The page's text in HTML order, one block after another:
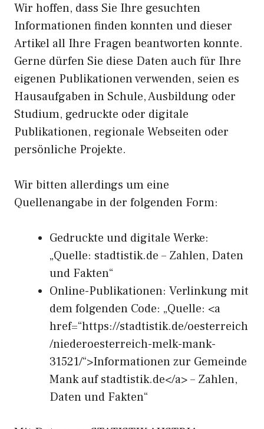
Wir hoffen, dass Sie Ihre gesuchten
Informationen finden konnten und dieser
Artikel all Ihre Fragen beantworten konnte.
Gerne dürfen Sie diese Daten auch für Ihre
eigenen Publikationen verwenden, seien es
Hausaufgaben in Schule, Ausbildung oder
Studium, gedruckte oder digitale
Publikationen, regionale Webseiten oder
persönliche Projekte.
Wir bitten allerdings um eine
Quellenangabe in der folgenden Form:
Gedruckte und digitale Werke:
„Quelle: stadtistik.de – Zahlen, Daten
und Fakten“
Online-Publikationen: Verlinkung mit
dem folgenden Code: „Quelle: <a
href=“https://stadtistik.de/oesterreich
/niederoesterreich-melk-mank-
31521/“>Informationen zur Gemeinde
Mank auf stadtistik.de</a> – Zahlen,
Daten und Fakten“